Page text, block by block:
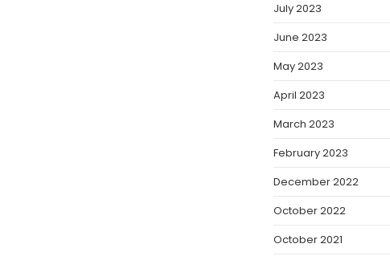
July 2023
June 2023
May 2023
April 2023
March 2023
February 2023
December 2022
October 2022
October 2021